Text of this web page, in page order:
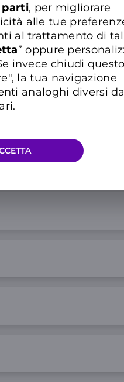
parti, per migliorare
alle tue
al trattamento di
” oppure
invece chiudi questo
la tua navigazione
analoghi diversi da